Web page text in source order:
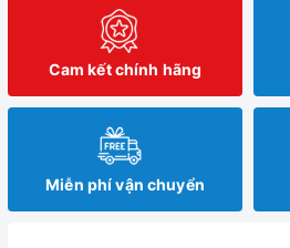
Cam kết chính hãng
Miễn phí vận chuyển